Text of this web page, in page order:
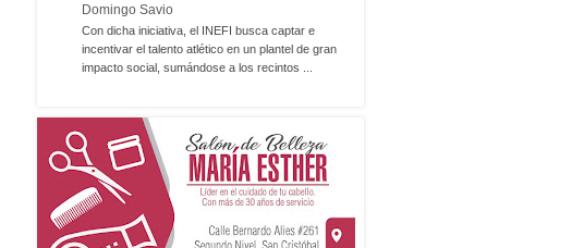
Domingo Savio
Con dicha iniciativa, el INEFI busca captar e
incentivar el talento atlético en un plantel de gran
impacto social, sumándose a los recintos ...